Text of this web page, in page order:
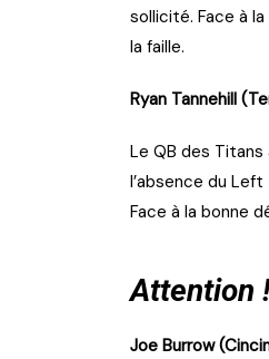
sollicité. Face à
la faille.
Ryan Tannehill
Le QB des
l’absence du
Face à la bonne
Attention !
Joe Burrow